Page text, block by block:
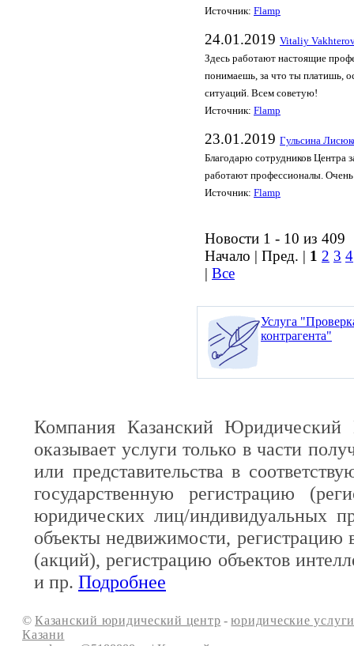
Источник: Flamp
24.01.2019 Vitaliy
Здесь работают настоящие
понимаешь, за что ты платишь,
ситуаций. Всем советую!
Источник: Flamp
23.01.2019 Гульсина
Благодарю сотрудников Центра
работают профессионалы.
Источник: Flamp
Новости 1 - 10 из 409
Начало | Пред. | 1 2 3 4
| Все
Услуга
контрагента"
Компания Казанский Юридический
оказывает услуги только в части
или представительства в
государственную регистрацию
юридических лиц/индивидуальных
объекты недвижимости, регистрацию
(акций), регистрацию объектов
и пр. Подробнее
© Казанский юридический центр -юридические
Казани